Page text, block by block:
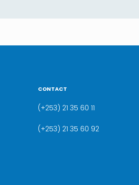
CONTACT
(+253) 21 35 60 11
(+253) 21 35 60 92